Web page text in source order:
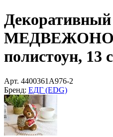
Декоративный
полистоун,
Арт. 4400361A976-2
Бренд: ЕДГ (EDG)